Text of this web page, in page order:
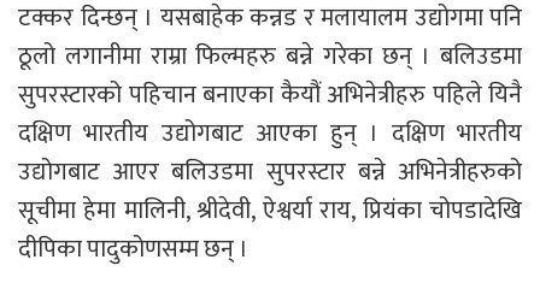
टक्कर दिन्छन् । यसबाहेक कन्नड र मलायालम उद्योगमा पनि
ठूलो लगानीमा राम्रा फिल्महरु बन्ने गरेका छन् । बलिउडमा
सुपरस्टारको पहिचान बनाएका कैयौं अभिनेत्रीहरु पहिले यिनै
दक्षिण भारतीय उद्योगबाट आएका हुन् । दक्षिण भारतीय
उद्योगबाट आएर बलिउडमा सुपरस्टार बन्ने अभिनेत्रीहरुको
सूचीमा हेमा मालिनी, श्रीदेवी, ऐश्वर्या राय, प्रियंका चोपडादेखि
दीपिका पादुकोणसम्म छन् ।